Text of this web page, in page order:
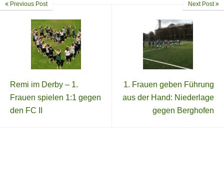
Previous Post
Remi im Derby – 1.
Frauen spielen 1:1 gegen
den FC II
Next Post
1. Frauen geben Führung
aus der Hand: Niederlage
gegen Berghofen